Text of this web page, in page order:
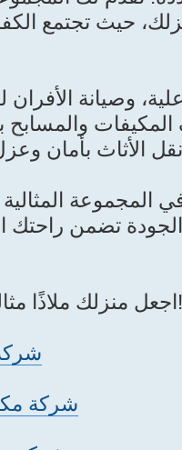
حيث تجتمع
وصيانة
المجموعة
تضمن راحتك
اجعل منزلك ملاذًا مثاليًا مع المجموعة المثالية!
شركة